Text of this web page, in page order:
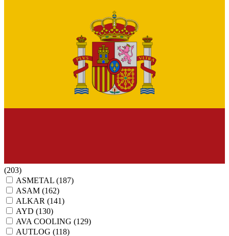
(203)
ASMETAL (187)
ASAM (162)
ALKAR (141)
AYD (130)
AVA COOLING (129)
AUTLOG (118)